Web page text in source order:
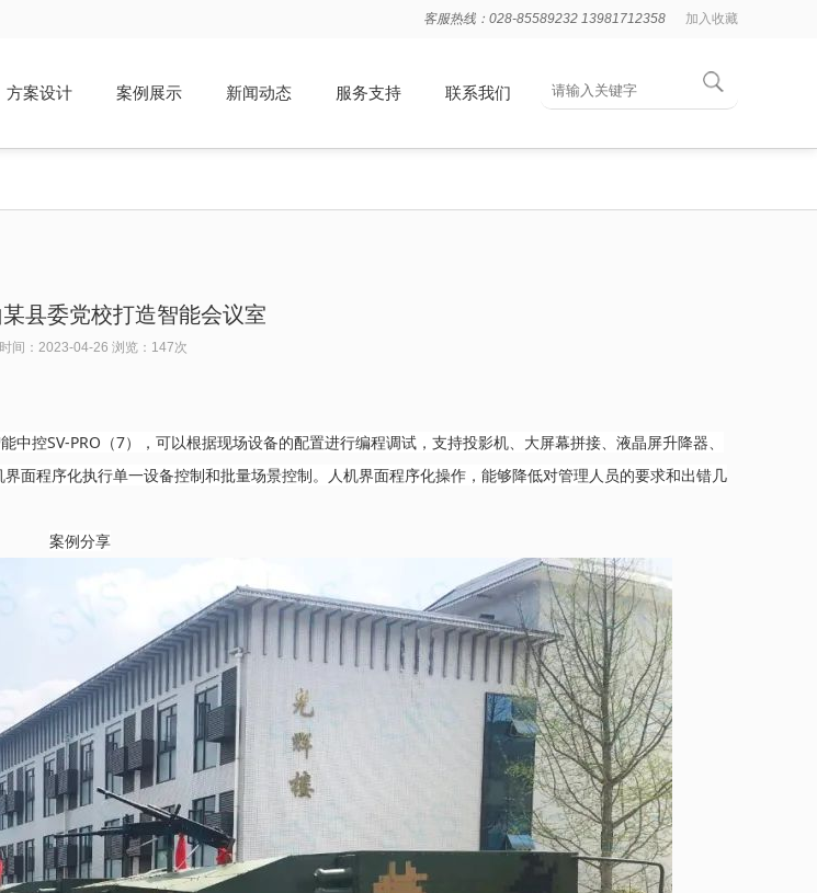
客服热线：028-85589232 13981712358 加入收藏
方案设计 案例展示 新闻动态 服务支持 联系我们
县委党校打造智能会议室
时间：2023-04-26 浏览： 147次
控SV-PRO（7），可以根据现场设备的配置进行编程调试，支持投影机、大屏幕拼接、液晶屏升降器、
面程序化执行单一设备控制和批量场景控制。人机界面程序化操作，能够降低对管理人员的要求和出错几
案例分享